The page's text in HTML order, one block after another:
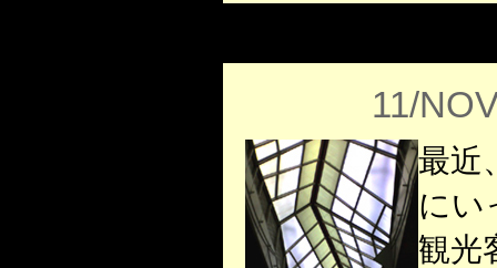
11/
最近
にい
観光